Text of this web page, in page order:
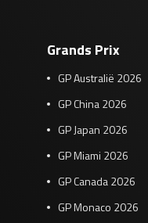
Grands Prix
GP Australië 2026
GP China 2026
GP Japan 2026
GP Miami 2026
GP Canada 2026
GP Monaco 2026